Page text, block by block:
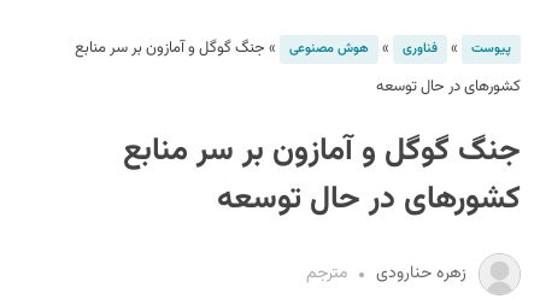
پیوست » فناوری » هوش مصنوعی » جنگ گوگل و آمازون بر سر منابع
کشورهای در حال توسعه
جنگ گوگل و آمازون بر سر منابع
کشورهای در حال توسعه
زهره حنارودی مترجم